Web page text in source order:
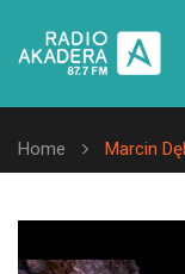
Home Marcin